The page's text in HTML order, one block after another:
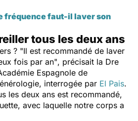
fréquence faut-il laver son
tous les deux ans
? "Il est recommandé de laver
fois par an", précisait la Dre
Espagnole de
interrogée par El Pais.
les deux ans est recommandé,
avec laquelle notre corps a